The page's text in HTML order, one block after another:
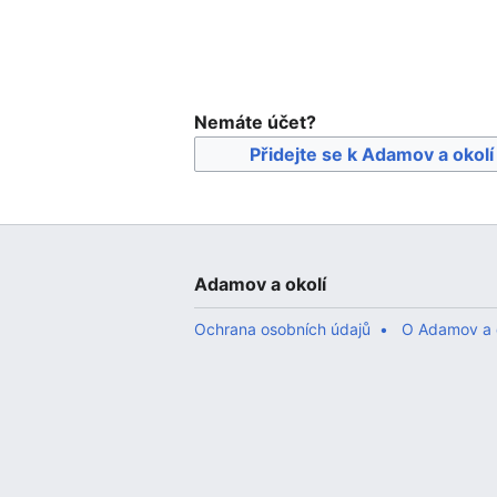
Nemáte účet?
Přidejte se k Adamov a okolí
Adamov a okolí
Ochrana osobních údajů O Adamov a